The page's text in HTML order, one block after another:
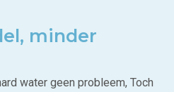
minder
water geen probleem, Toch